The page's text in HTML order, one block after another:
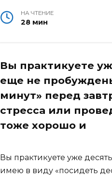
НА ЧТЕНИЕ
28 мин
Вы практикуете
еще не
минут» перед
стресса или
тоже хорошо и
Вы практикуете уже
имею в виду «посидеть